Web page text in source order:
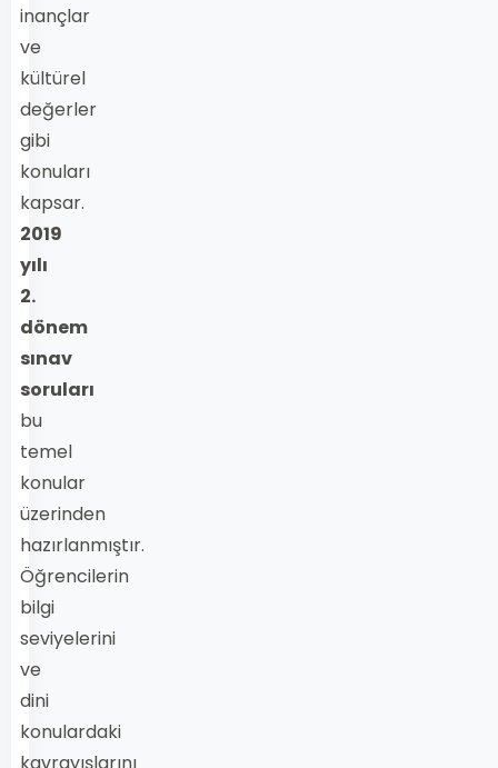
inançlar
ve
kültürel
değerler
gibi
konuları
kapsar.
2019
yılı
2.
dönem
sınav
soruları
bu
temel
konular
üzerinden
hazırlanmıştır.
Öğrencilerin
bilgi
seviyelerini
ve
dini
konulardaki